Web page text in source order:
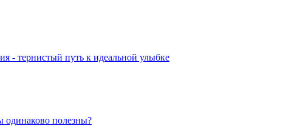
- тернистый путь к идеальной улыбке
одинаково полезны?